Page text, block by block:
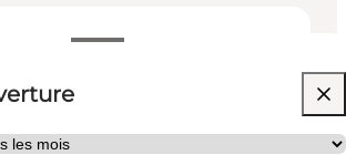
d’ouverture